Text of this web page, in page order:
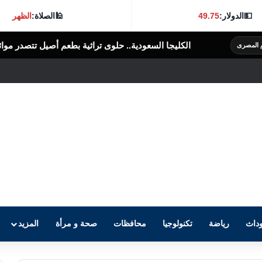
💵الدولار:49.75
🕌الصلاة:الظهر
السعودية.. حلوى تراثية بطعم أصيل تتصدر موائد الضيافة الرأى العام
رياضة تكنولوجيا محافظات صحة و مرأة المزيد